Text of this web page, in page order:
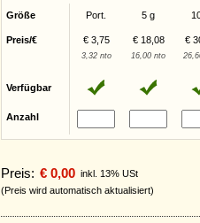
Größe Port. 5 g
Preis/€ € 3,75 € 18,08 €
3,32 nto 16,00 nto
Verfügbar
Anzahl
Preis: € 0,00 inkl. 13% USt
(Preis wird automatisch aktualisiert)